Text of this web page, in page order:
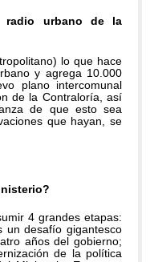
radio urbano de la
lo que hace
y agrega 10.000
plano intercomunal
de la Contraloría, así
de que esto sea
que hayan, se
4 grandes etapas:
un desafío gigantesco
años del gobierno;
de la política